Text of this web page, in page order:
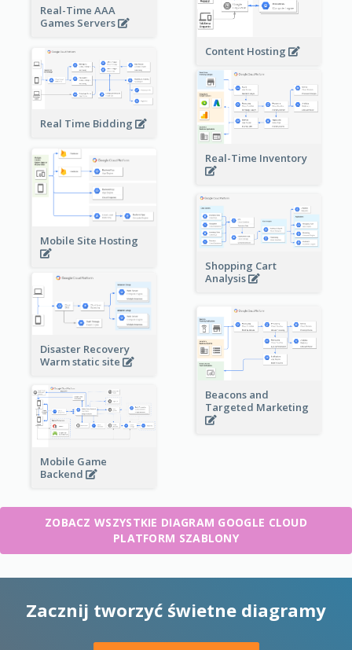
Real-Time AAA
Games Servers
Content Hosting
Real Time Bidding
Real-Time Inventory
Mobile Site Hosting
Shopping Cart
Analysis
Disaster Recovery
Warm static site
Beacons and
Targeted Marketing
Mobile Game
Backend
ZOBACZ WSZYSTKIE DIAGRAM GOOGLE CLOUD
PLATFORM SZABLONY
Zacznij tworzyć świetne diagramy